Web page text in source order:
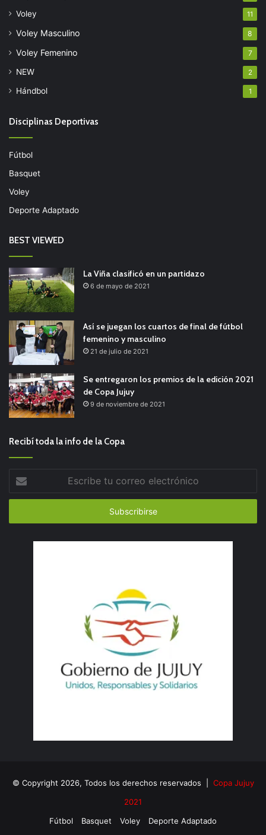
Voley 11
Voley Masculino 8
Voley Femenino 7
NEW 2
Hándbol 1
Disciplinas Deportivas
Fútbol
Basquet
Voley
Deporte Adaptado
BEST VIEWED
La Viña clasificó en un partidazo
6 de mayo de 2021
Así se juegan los cuartos de final de fútbol
femenino y masculino
21 de julio de 2021
Se entregaron los premios de la edición 2021
de Copa Jujuy
9 de noviembre de 2021
Recibí toda la info de la Copa
correo
© Copyright 2026, Todos los derechos reservados | Copa Jujuy
2021
Fútbol
Basquet Voley Deporte Adaptado